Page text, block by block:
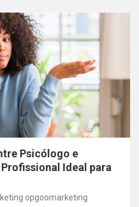
Psicólogo e
Ideal para
opgoomarketing